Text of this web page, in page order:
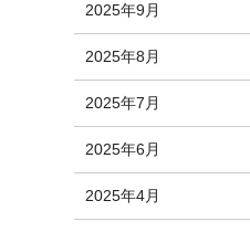
2025年9月
2025年8月
2025年7月
2025年6月
2025年4月